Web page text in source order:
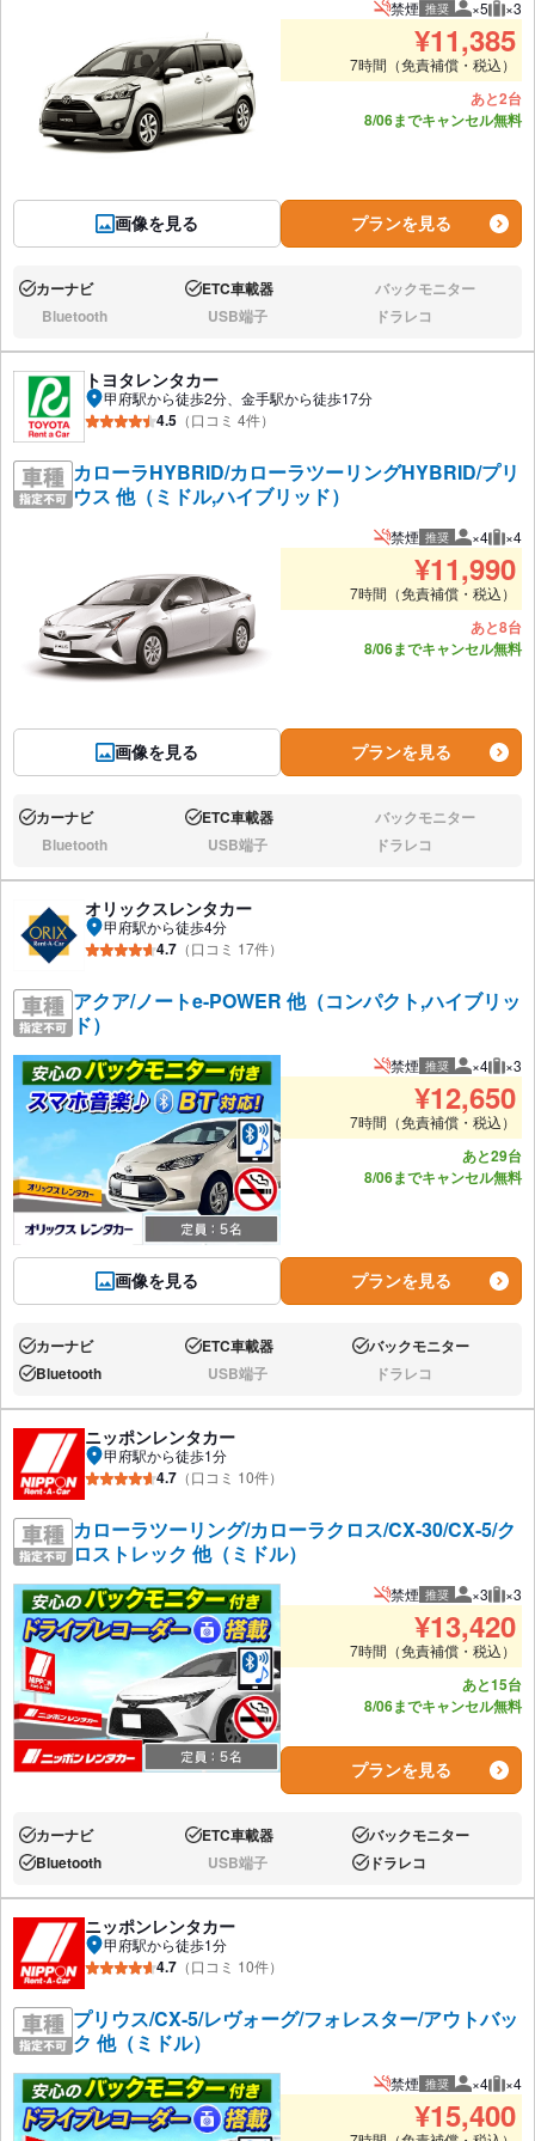
画像を見る
禁煙 推奨 推奨人数
×5 推
×3
¥11,385
7時間（免責補償・税込）
あと2台
8/06までキャンセル無料
プランを見る
あり:カーナビ あり:ETC車載器 なし:バックモニター
なし:Bluetooth なし:USB端子 なし:ドラレコ
トヨタレンタカー
甲府駅から徒歩2分、金手駅から徒歩17分
4.5 （口コミ 4件）
カローラHYBRID/カローラツーリングHYBRID/プリ
ウス 他（ミドル,ハイブリッド）
画像を見る
禁煙 推奨 推奨人数
×4 推
×4
¥11,990
7時間（免責補償・税込）
あと8台
8/06までキャンセル無料
プランを見る
あり:カーナビ あり:ETC車載器 なし:バックモニター
なし:Bluetooth なし:USB端子 なし:ドラレコ
オリックスレンタカー
甲府駅から徒歩4分
4.7 （口コミ 17件）
アクア/ノートe-POWER 他（コンパクト,ハイブリッ
ド）
画像を見る
禁煙 推奨 推奨人数
×4 推
×3
¥12,650
7時間（免責補償・税込）
あと29台
8/06までキャンセル無料
プランを見る
あり:カーナビ あり:ETC車載器 あり:バックモニター
あり:Bluetooth なし:USB端子 なし:ドラレコ
ニッポンレンタカー
甲府駅から徒歩1分
4.7 （口コミ 10件）
カローラツーリング/カローラクロス/CX-30/CX-5/ク
ロストレック 他（ミドル）
禁煙 推奨 推奨人数
×3 推
×3
¥13,420
7時間（免責補償・税込）
あと15台
8/06までキャンセル無料
プランを見る
あり:カーナビ あり:ETC車載器 あり:バックモニター
あり:Bluetooth なし:USB端子 あり:ドラレコ
ニッポンレンタカー
甲府駅から徒歩1分
4.7 （口コミ 10件）
プリウス/CX-5/レヴォーグ/フォレスター/アウトバッ
ク 他（ミドル）
禁煙 推奨 推奨人数
×4 推
×4
¥15,400